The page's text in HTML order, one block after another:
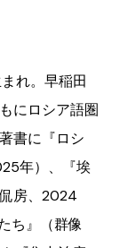
れ。早稲田
にロシア語圏
書に『ロシ
年）、『埃
房、2024
ち』（群像